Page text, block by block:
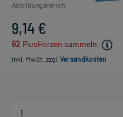
Abbildung ähnlich
9,14 €
92 PlusHerzen sammeln
inkl. MwSt. zzgl. Versandkosten